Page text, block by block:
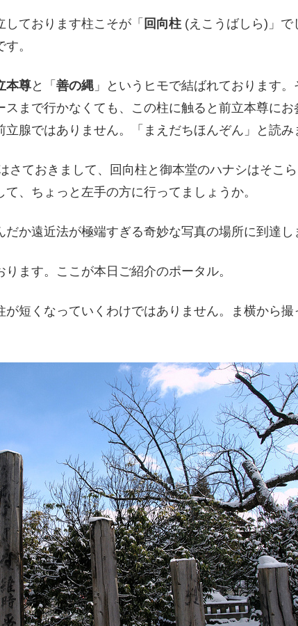
ております柱こそが「 回向柱 (えこうばしら)」で
。
本尊と「 善の縄 」というヒモで結ばれております。
スまで行かなくても、この柱に触ると前立本尊にお
腺ではありません。「まえだちほんぞん」と読み
さておきまして、回向柱と御本堂のハナシはそこ
、ちょっと左手の方に行ってましょうか。
か遠近法が極端すぎる奇妙な写真の場所に到達し
ります。ここが本日ご紹介のポータル。
が短くなっていくわけではありません。ま横から撮